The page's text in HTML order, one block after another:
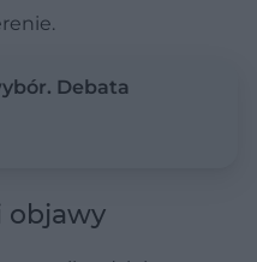
Debata
objawy